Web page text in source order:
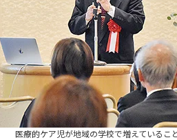
医療的ケア児が地域の学校で増えているこ